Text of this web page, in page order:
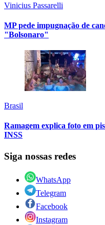
Vinicius Passarelli
MP pede impugnação de
"Bolsonaro"
Brasil
Ramagem explica foto em
INSS
Siga nossas redes
WhatsApp
Telegram
Facebook
Instagram